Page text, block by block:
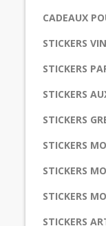
CADEAUX
STICKERS
STICKERS
STICKERS
STICKERS
STICKERS
STICKERS
STICKERS
STICKERS